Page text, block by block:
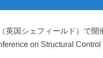
英国シェフィールド）で
on Structural